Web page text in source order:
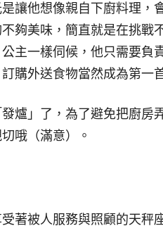
讓他想像親自下廚料理，
夠美味，簡直就是在挑戰
主一樣伺候，他只需要負
購外送食物當然成為第一
爐」了，為了避免把廚房
哦（滿意）。
著被人服務與照顧的天秤